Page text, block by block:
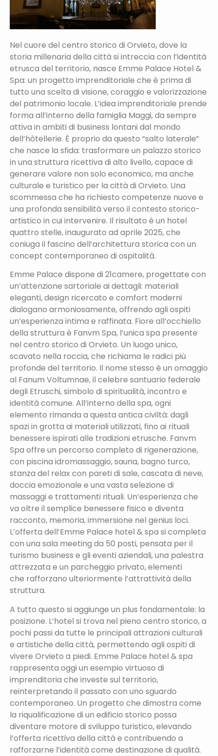
Nel cuore del centro storico di Orvieto, dove la
storia millenaria della città si intreccia con l’identità
etrusca del territorio, nasce Emme Palace Hotel &
Spa: un progetto imprenditoriale che è prima di
tutto una scelta di visione, coraggio e valorizzazione
del patrimonio locale. L’idea imprenditoriale prende
forma all’interno della famiglia Maggi, da sempre
attiva in ambiti di business lontani dal mondo
dell’hôtellerie. È proprio da questo “salto laterale”
che nasce la sfida: trasformare un palazzo storico
in una struttura ricettiva di alto livello, capace di
generare valore non solo economico, ma anche
culturale e turistico per la città di Orvieto. Una
scommessa che ha richiesto competenze nuove e
una profonda sensibilità verso il contesto storico-
artistico in cui intervenire. Il risultato è un hotel
quattro stelle, inaugurato ad aprile 2025, che
coniuga il fascino dell’architettura storica con un
concept contemporaneo di ospitalità.
Emme Palace dispone di 21camere, progettate con
un’attenzione sartoriale ai dettagli: materiali
eleganti, design ricercato e comfort moderni
dialogano armoniosamente, offrendo agli ospiti
un’esperienza intima e raffinata. Fiore all’occhiello
della struttura è Fanvm Spa, l’unica spa presente
nel centro storico di Orvieto. Un luogo unico,
scavato nella roccia, che richiama le radici più
profonde del territorio. Il nome stesso è un omaggio
al Fanum Voltumnae, il celebre santuario federale
degli Etruschi, simbolo di spiritualità, incontro e
identità comune. All’interno della spa, ogni
elemento rimanda a questa antica civiltà: dagli
spazi in grotta ai materiali utilizzati, fino ai rituali
benessere ispirati alle tradizioni etrusche. Fanvm
Spa offre un percorso completo di rigenerazione,
con piscina idromassaggio, sauna, bagno turco,
stanza del relax con pareti di sale, cascata di neve,
doccia emozionale e una vasta selezione di
massaggi e trattamenti rituali. Un’esperienza che
va oltre il semplice benessere fisico e diventa
racconto, memoria, immersione nel genius loci.
L’offerta dell’Emme Palace hotel & spa si completa
con una sala meeting da 50 posti, pensata per il
turismo business e gli eventi aziendali, una palestra
attrezzata e un parcheggio privato, elementi
che rafforzano ulteriormente l’attrattività della
struttura.
A tutto questo si aggiunge un plus fondamentale: la
posizione. L’hotel si trova nel pieno centro storico, a
pochi passi da tutte le principali attrazioni culturali
e artistiche della città, permettendo agli ospiti di
vivere Orvieto a piedi. Emme Palace hotel & spa
rappresenta oggi un esempio virtuoso di
imprenditoria che investe sul territorio,
reinterpretando il passato con uno sguardo
contemporaneo. Un progetto che dimostra come
la riqualificazione di un edificio storico possa
diventare motore di sviluppo turistico, elevando
l’offerta ricettiva della città e contribuendo a
rafforzarne l’identità come destinazione di qualità.